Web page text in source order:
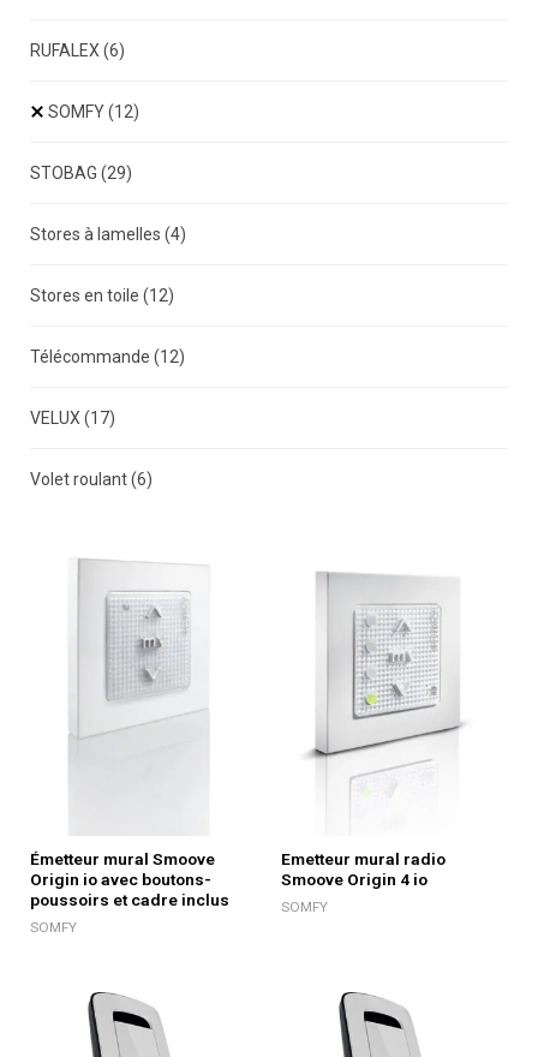
RUFALEX (6)
SOMFY(12)
STOBAG (29)
Stores à lamelles (4)
Stores en toile (12)
Télécommande (12)
VELUX (17)
Volet roulant(6)
Émetteur mural Smoove
Origin io avec boutons-
poussoirs et cadre inclus
SOMFY
Emetteur mural radio
Smoove Origin 4 io
SOMFY